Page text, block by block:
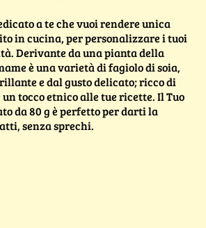
a te che vuoi rendere unica
in cucina, per personalizzare i tuoi
Derivante da una pianta della
è una varietà di fagiolo di soia,
e dal gusto delicato; ricco di
tocco etnico alle tue ricette. Il Tuo
da 80 g è perfetto per darti la
senza sprechi.